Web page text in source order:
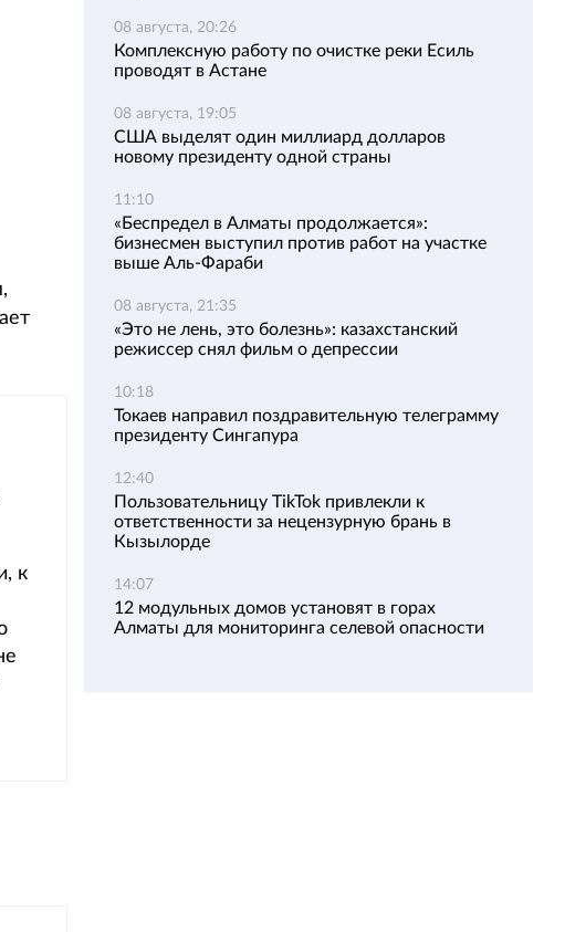
к
08 августа, 20:26
Комплексную работу по очистке реки Есиль
проводят в Астане
08 августа, 19:05
США выделят один миллиард долларов
новому президенту одной страны
11:10
«Беспредел в Алматы продолжается»:
бизнесмен выступил против работ на участке
выше Аль-Фараби
08 августа, 21:35
«Это не лень, это болезнь»: казахстанский
режиссер снял фильм о депрессии
10:18
Токаев направил поздравительную телеграмму
президенту Сингапура
12:40
Пользовательницу TikTok привлекли к
ответственности за нецензурную брань в
Кызылорде
14:07
12 модульных домов установят в горах
Алматы для мониторинга селевой опасности